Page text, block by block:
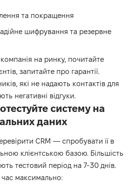
та покращення
шифрування та резервне
на ринку, почитайте
запитайте про гарантії.
які не надають контактів для
негативні відгуки.
систему на
даних
CRM — спробувати її в
клієнтською базою. Більшість
тестовий період на 7-30 днів.
максимально: